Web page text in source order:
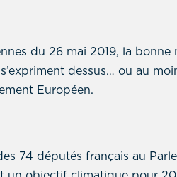
du 26 mai 2019, la
dessus… ou au
Européen.
74 députés français au